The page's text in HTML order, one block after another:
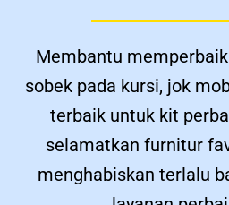
Membantu
sobek pada kursi, jok
terbaik untuk kit
selamatkan furnitur
menghabiskan terlalu